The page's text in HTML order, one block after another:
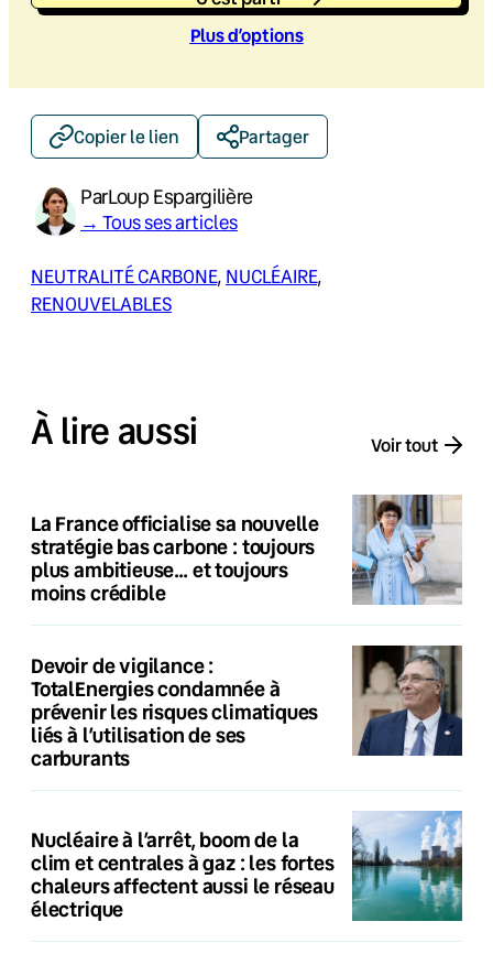
Plus d’options
Copier le lien Partager
ParLoup Espargilière
→ Tous ses articles
NEUTRALITÉ CARBONE, NUCLÉAIRE
RENOUVELABLES
À lire aussi Voir tout
La France officialise sa nouvelle
stratégie bas carbone : toujours
plus ambitieuse… et toujours
moins crédible
Devoir de vigilance :
TotalEnergies condamnée à
prévenir les risques climatiques
liés à l’utilisation de ses
carburants
Nucléaire à l’arrêt, boom de la
clim et centrales à gaz : les fortes
chaleurs affectent aussi le réseau
électrique